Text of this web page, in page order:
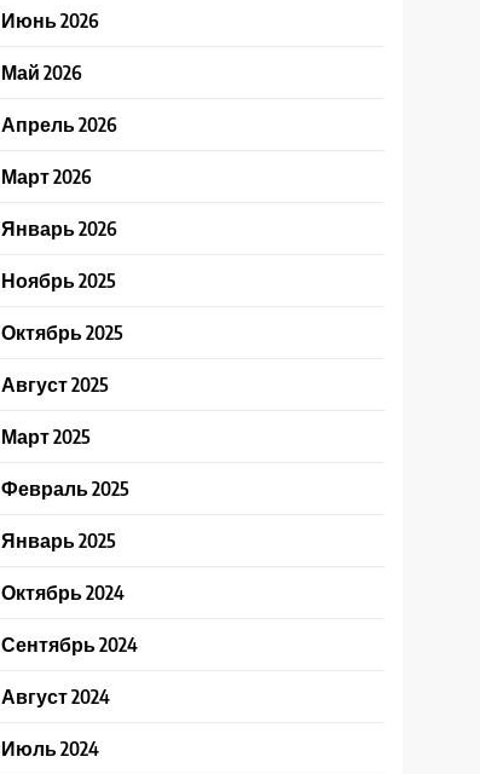
Июнь 2026
Май 2026
Апрель 2026
Март 2026
Январь 2026
Ноябрь 2025
Октябрь 2025
Август 2025
Март 2025
Февраль 2025
Январь 2025
Октябрь 2024
Сентябрь 2024
Август 2024
Июль 2024